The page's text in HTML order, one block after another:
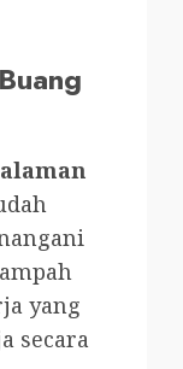
yang
secara